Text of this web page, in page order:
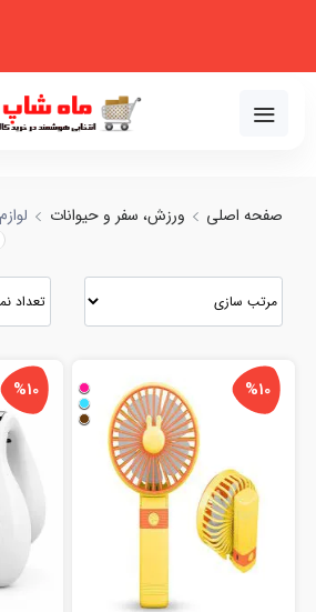
و مقایسه انواع لوازم
صفحه اصلی ورزش، سفر و حیوانات
%10
%10